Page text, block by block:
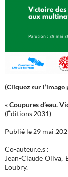
(Cliquez sur
«Coupures d’eau.
(Éditions 2031)
Publié le 29 mai
Co-auteur.e.s :
Jean-Claude Oliva,
Loubry.